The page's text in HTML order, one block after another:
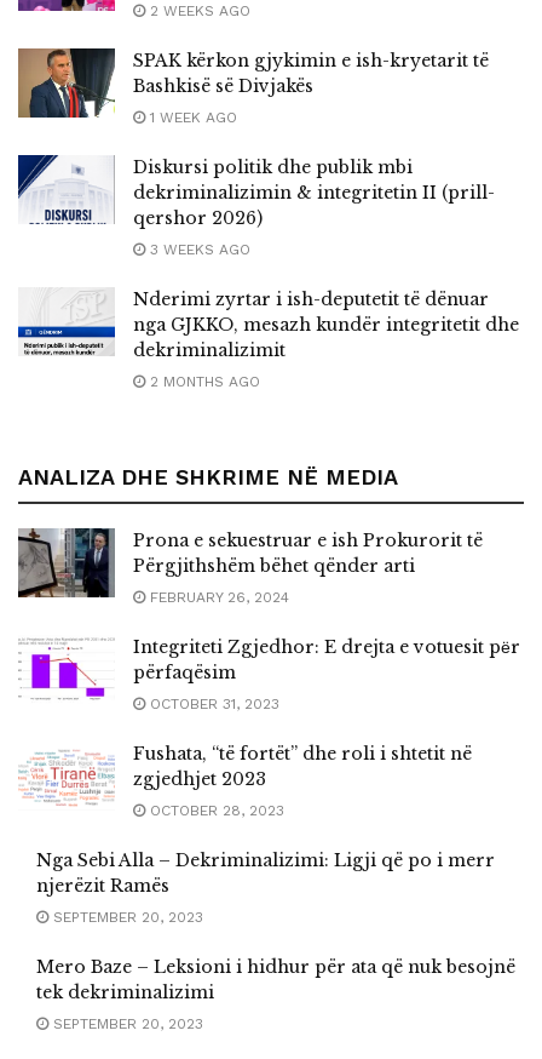
2 WEEKS AGO
SPAK kërkon gjykimin e ish-kryetarit të
Bashkisë së Divjakës
1 WEEK AGO
Diskursi politik dhe publik mbi
dekriminalizimin & integritetin II (prill-
qershor 2026)
3 WEEKS AGO
Nderimi zyrtar i ish-deputetit të dënuar
nga GJKKO, mesazh kundër integritetit dhe
dekriminalizimit
2 MONTHS AGO
ANALIZA DHE SHKRIME NË MEDIA
Prona e sekuestruar e ish Prokurorit të
Përgjithshëm bëhet qënder arti
FEBRUARY 26, 2024
Integriteti Zgjedhor: E drejta e votuesit pёr
përfaqësim
OCTOBER 31, 2023
Fushata, “të fortët” dhe roli i shtetit në
zgjedhjet 2023
OCTOBER 28, 2023
Nga Sebi Alla – Dekriminalizimi: Ligji që po i merr
njerëzit Ramës
SEPTEMBER 20, 2023
Mero Baze – Leksioni i hidhur për ata që nuk besojnë
tek dekriminalizimi
SEPTEMBER 20, 2023